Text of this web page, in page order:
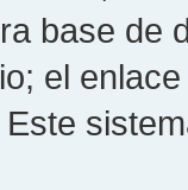
base de
el